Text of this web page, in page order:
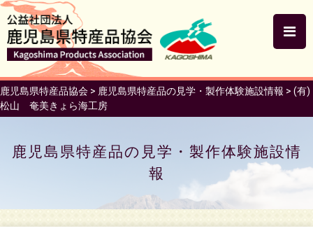
鹿児島県特産品協会 > 鹿児島県特産品の見学・製作体験施設情報 > (有)
松山 奄美きょら海工房
鹿児島県特産品の見学・製作体験施設情
報